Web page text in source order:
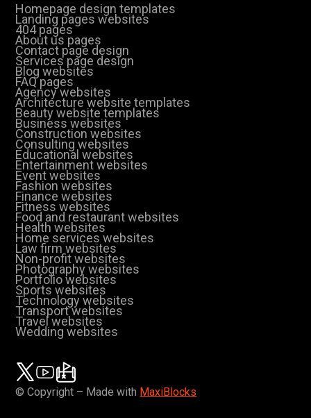
Homepage design templates
Landing pages websites
404 pages
About us pages
Contact page design
Services page design
Blog websites
FAQ pages
Agency websites
Architecture website templates
Beauty website templates
Business websites
Construction websites
Consulting websites
Educational websites
Entertainment websites
Event websites
Fashion websites
Finance websites
Fitness websites
Food and restaurant websites
Health websites
Home services websites
Law firm websites
Non-profit websites
Photography websites
Portfolio websites
Sports websites
Technology websites
Transport websites
Travel websites
Wedding websites
© Copyright – Made with MaxiBlocks